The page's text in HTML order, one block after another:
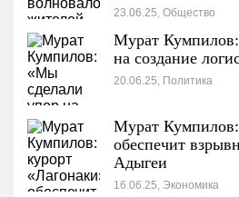
23.06.25, Общество
Мурат
на создание
20.06.25, Политика
Мурат Кумпилов:
обеспечит
Адыгеи
16.06.25, Экономика